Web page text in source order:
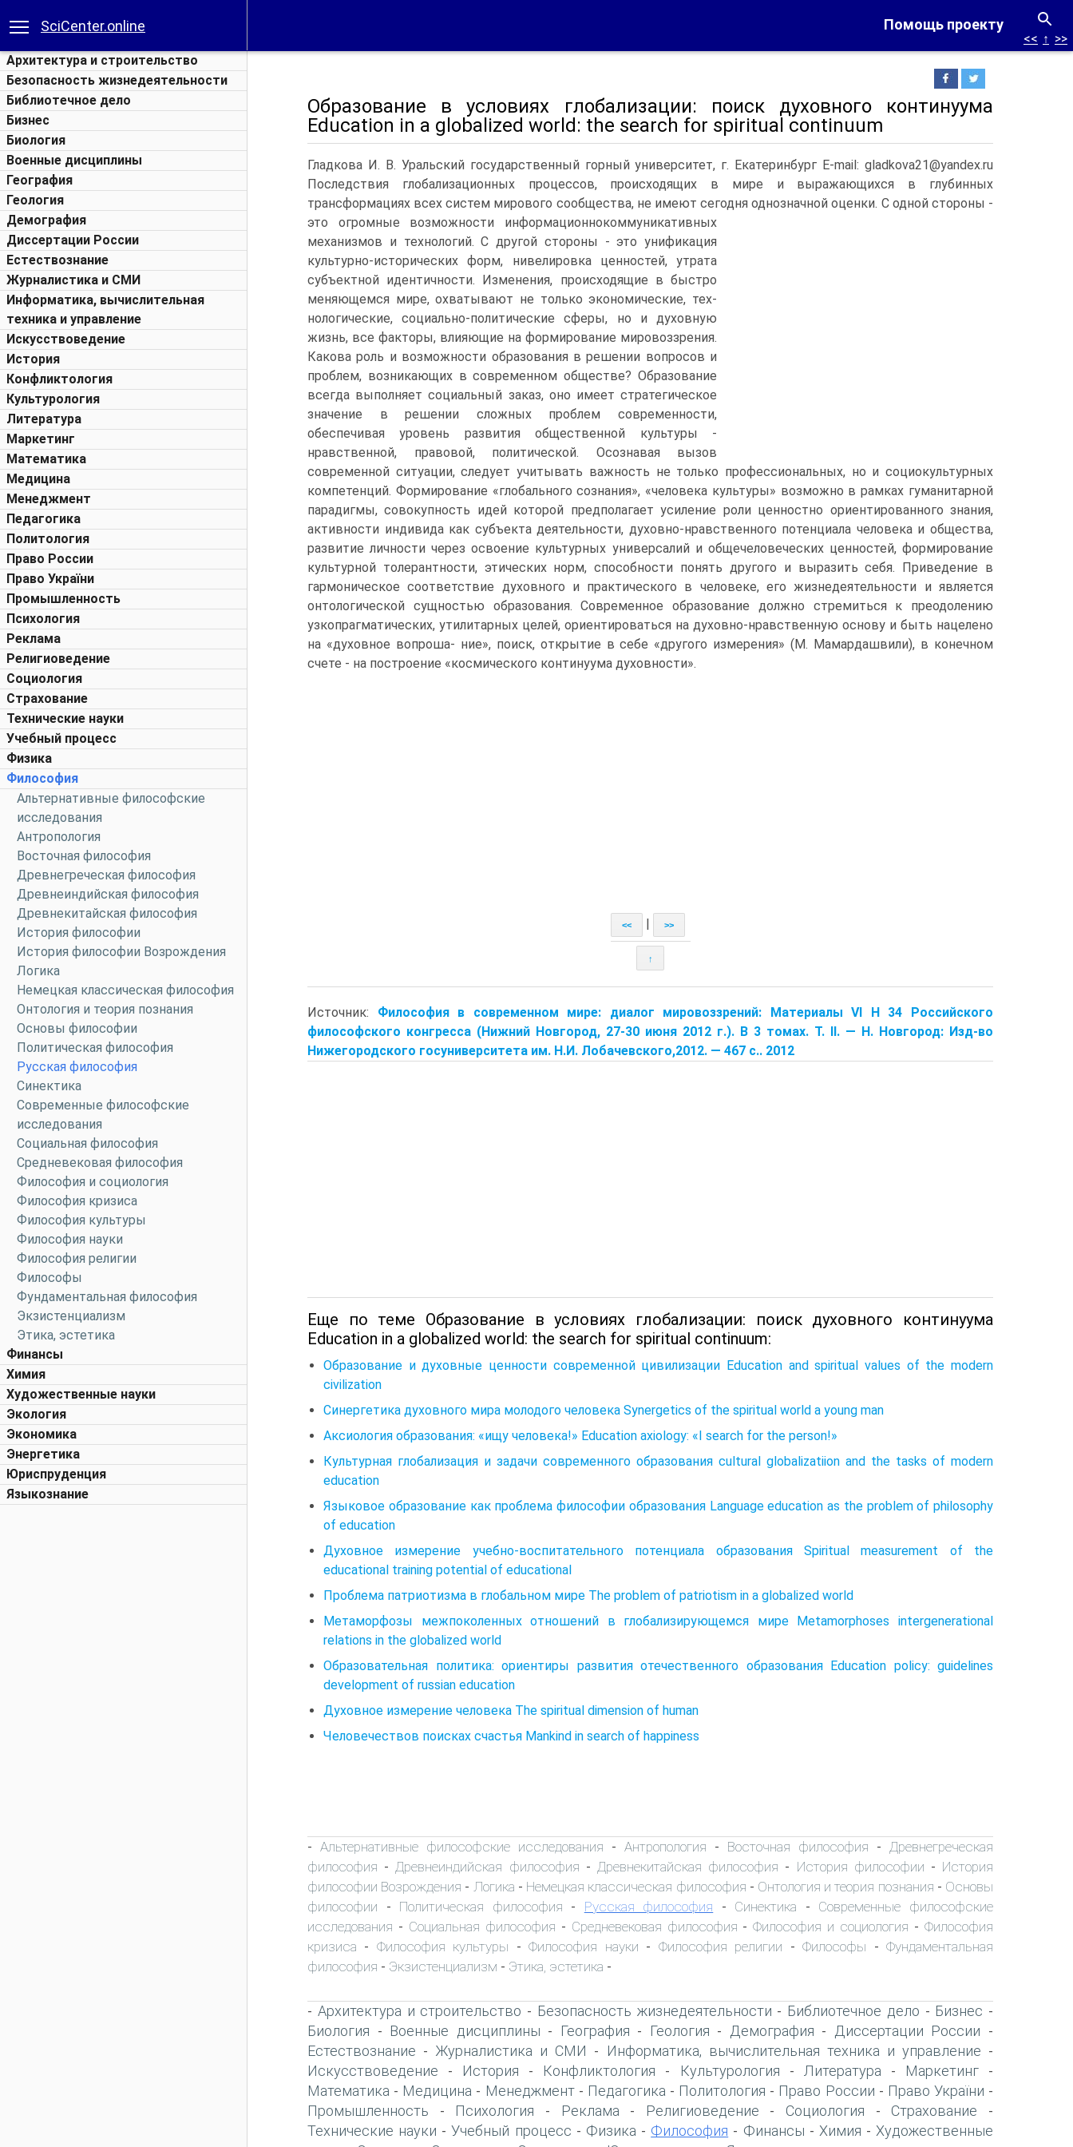
Помощь проекту
SciCenter.online
Архитектура и строительство
Безопасность жизнедеятельности
Библиотечное дело
Бизнес
Биология
Военные дисциплины
География
Геология
Демография
Диссертации России
Естествознание
Журналистика и СМИ
Информатика, вычислительная
техника и управление
Искусствоведение
История
Конфликтология
Культурология
Литература
Маркетинг
Математика
Медицина
Менеджмент
Педагогика
Политология
Право России
Право України
Промышленность
Психология
Реклама
Религиоведение
Социология
Страхование
Технические науки
Учебный процесс
Физика
Философия
Альтернативные философские
исследования
Антропология
Восточная философия
Древнегреческая философия
Древнеиндийская философия
Древнекитайская философия
История философии
История философии Возрождения
Логика
Немецкая классическая философия
Онтология и теория познания
Основы философии
Политическая философия
Русская философия
Синектика
Современные философские
исследования
Социальная философия
Средневековая философия
Философия и социология
Философия кризиса
Философия культуры
Философия науки
Философия религии
Философы
Фундаментальная философия
Экзистенциализм
Этика, эстетика
Финансы
Химия
Художественные науки
Экология
Экономика
Энергетика
Юриспруденция
Языкознание
<< ↑ >>
Образование в условиях глобализации: поиск духовного континуума
Education in a globalized world: the search for spiritual continuum
Гладкова И. В. Уральский государственный горный университет, г. Екатеринбург E-mail: gladkova21@yandex.ru
Последствия глобализационных процессов, происходящих в мире и выражающихся в глубинных
трансформациях всех систем мирового сообщества, не имеют сегодня однознач­ной оценки. С одной стороны -
это огромные возможности информационно­коммуникативных
механизмов и технологий. С другой стороны - это унификация
культур­но-исторических форм, нивелировка ценностей, утрата
субъектной идентичности. Измене­ния, происходящие в быстро
меняющемся мире, охватывают не только экономические, тех­
нологические, социально-политические сферы, но и духовную
жизнь, все факторы, влияю­щие на формирование мировоззрения.
Какова роль и возможности образования в решении вопросов и
проблем, возникающих в современном обществе? Образование
всегда выполняет социальный заказ, оно имеет стратегическое
значение в ре­шении сложных проблем современности,
обеспечивая уровень развития общественной культуры -
нравственной, правовой, политической. Осознавая вызов
современной ситуации, следует учи­тывать важность не только профессиональных, но и социокультурных
компетенций. Формиро­вание «глобального сознания», «человека культуры» возможно в рамках гуманитарной
парадиг­мы, совокупность идей которой предполагает усиление роли ценностно ориентированного зна­ния,
активности индивида как субъекта деятельности, духовно-нравственного потенциала чело­века и общества,
развитие личности через освоение культурных универсалий и общечеловече­ских ценностей, формирование
культурной толерантности, этических норм, способности понять другого и выразить себя. Приведение в
гармоническое соответствие духовного и практического в человеке, его жизнедеятельности и является
онтологической сущностью образования. Совре­менное образование должно стремиться к преодолению
узкопрагматических, утилитарных це­лей, ориентироваться на духовно-нравственную основу и быть нацелено
на «духовное вопроша- ние», поиск, открытие в себе «другого измерения» (М. Мамардашвили), в конечном
счете - на построение «космического континуума духовности».
<< >>
↑
Источник: Философия в современном мире: диалог мировоззрений: Материалы VI Н 34 Российского
философского конгресса (Нижний Новгород, 27-30 июня 2012 г.). В 3 томах. Т. II. — Н. Новгород: Изд-во
Нижегородского госуниверситета им. Н.И. Лобачевского,2012. — 467 с.. 2012
Еще по теме Образование в условиях глобализации: поиск духовного континуума
Education in a globalized world: the search for spiritual continuum:
Образование и духовные ценности современной цивилизации Education and spiritual values of the modern
civilization
Синергетика духовного мира молодого человека Synergetics of the spiritual world a young man
Аксиология образования: «ищу человека!» Education axiology: «I search for the person!»
Культурная глобализация и задачи современного образования cultural globalizatiion and the tasks of modern
education
Языковое образование как проблема философии образования Language education as the problem of philosophy
of education
Духовное измерение учебно-воспитательного потенциала образования Spiritual measurement of the
educational training potential of educational
Проблема патриотизма в глобальном мире The problem of patriotism in a globalized world
Метаморфозы межпоколенных отношений в глобализирующемся мире Metamorphoses intergenerational
relations in the globalized world
Образовательная политика: ориентиры развития отечественного образования Education policy: guidelines
development of russian education
Духовное измерение человека The spiritual dimension of human
Человечествов поисках счастья Mankind in search of happiness
- Альтернативные философские исследования - Антропология - Восточная философия - Древнегреческая
философия - Древнеиндийская философия - Древнекитайская философия - История философии - История
философии Возрождения - Логика - Немецкая классическая философия - Онтология и теория познания - Основы
философии - Политическая философия - Русская философия - Синектика - Современные философские
исследования - Социальная философия - Средневековая философия -Философия и социология -Философия
кризиса - Философия культуры -Философия науки - Философия религии -Философы -Фундаментальная
философия - Экзистенциализм - Этика, эстетика -
- Архитектура и строительство - Безопасность жизнедеятельности - Библиотечное дело - Бизнес -
Биология - Военные дисциплины - География - Геология - Демография - Диссертации России -
Естествознание - Журналистика и СМИ - Информатика, вычислительная техника и управление -
Искусствоведение - История - Конфликтология - Культурология - Литература - Маркетинг-
Математика - Медицина - Менеджмент- Педагогика - Политология - Право России - Право України -
Промышленность - Психология - Реклама - Религиоведение - Социология - Страхование -
Технические науки -Учебный процесс - Физика - Философия - Финансы - Химия - Художественные